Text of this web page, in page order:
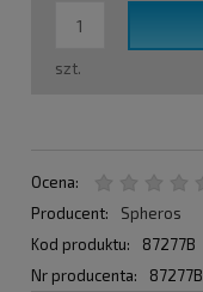
szt.
Ocena:
Producent:
Spheros
Kod produktu:
87277B
Nr producenta:
87277B